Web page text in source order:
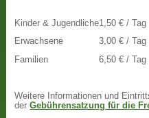
Kinder & Jugendliche
Erwachsene
Familien
1,50 € / Tag
3,00 € / Tag
6,50 € / Tag
Weitere Informationen und
derGebührensatzung für die